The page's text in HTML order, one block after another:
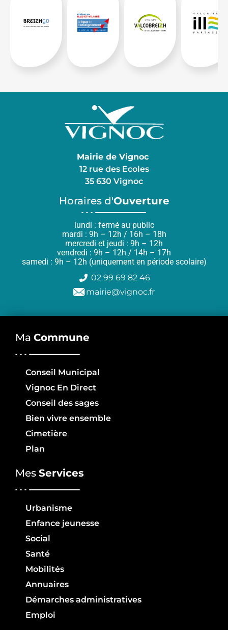
Mairie de Vignoc
12 rue des Ecoles
35 630 Vignoc
Horaires d'Ouverture
lundi : fermé au public
mardi : 9h – 12h / 16h – 18h
mercredi et jeudi : 9h – 12h
vendredi : 9h – 12h / 14h – 17h
samedi : 9h – 12h (uniquement en période scolaire)
02 99 69 82 46
mairie@vignoc.fr
Ma Commune
Conseil Municipal
Vignoc En Direct
Conseil des sages
Bien vivre ensemble
Cimetière
Plan
Mes Services
Urbanisme
Enfance jeunesse
Social
Santé
Mobilités
Annuaires
Démarches administratives
Emploi